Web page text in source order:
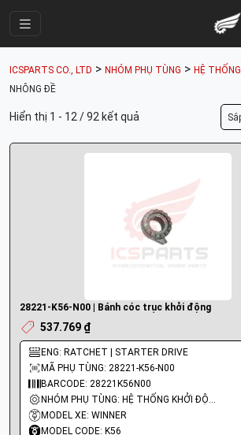
Parts Catalogue
Mã Phụ Tùng
Tài khoản
ICSPARTS CO., LTD > NHÓM PHỤ TÙNG > HỆ
NHÔNG ĐỀ
Hiển thị 1 - 12 / 92 kết quả
28221-K56-N00 | Bánh cóc trục khởi động
537.769 ₫
ENG: RATCHET | STARTER DRIVE
MÃ PHỤ TÙNG: 28221-K56-N00
BARCODE: 28221K56N00
NHÓM PHỤ TÙNG: HỆ THỐNG KHỞI ĐỘNG - ĐỀ
MODEL XE: WINNER
MODEL CODE: K56